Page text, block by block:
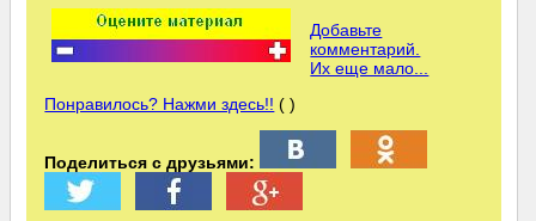
Добавьте
комментарий.
Их еще мало...
Понравилось? Нажми здесь!! ( )
Поделиться с друзьями: